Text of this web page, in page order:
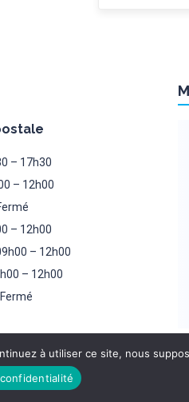
– 17h30
– 12h00
– 12h00
– 12h00
– 12h00
Fermé
DU SITE MENTIONS LÉGALES
à utiliser ce site, nous